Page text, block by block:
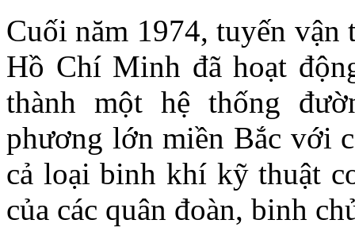
Cuối năm 1974, tuyến
Hồ Chí Minh đã hoạt
thành một hệ thống
phương lớn miền Bắc với
cả loại binh khí kỹ thuật
của các quân đoàn, binh